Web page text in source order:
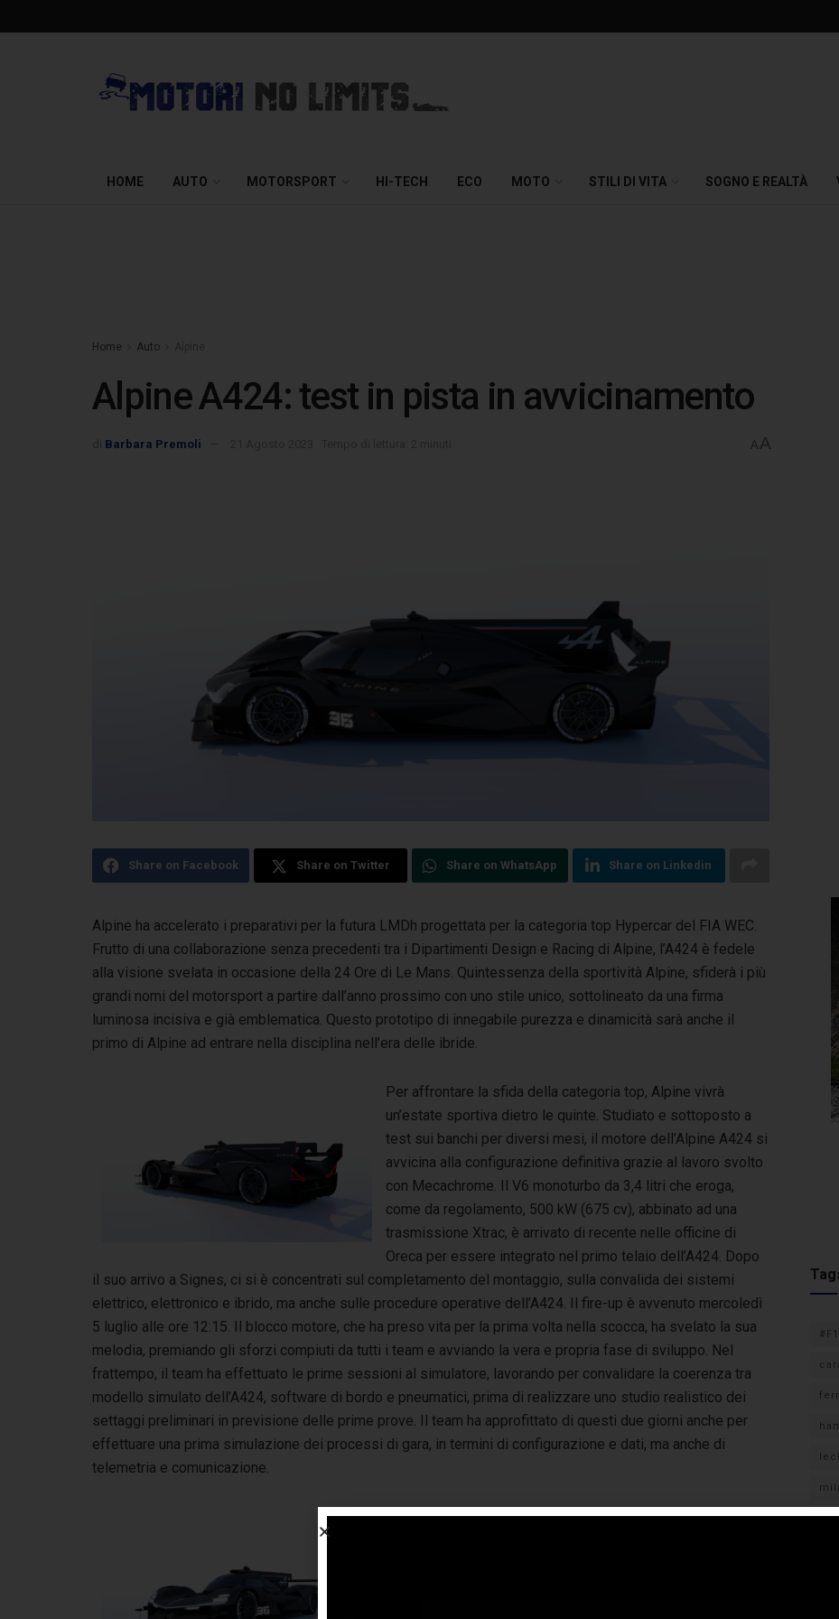
HOME AUTO MOTORSPORT HI-TECH ECO MOTO STILI DI VITA SOGNO E REALTÀ
Home Auto
Alpine A424: test in pista in avvicinamento
Barbara Premoli A A
Share on Facebook Share on Twitter Share on WhatsApp Share on Linkedin
Alpine ha accelerato i preparativi per la futura LMDh progettata per la categoria top Hypercar del FIA WEC.
Frutto di una collaborazione senza precedenti tra i Dipartimenti Design e Racing di Alpine, l’A424 è fedele
alla visione svelata in occasione della 24 Ore di Le Mans. Quintessenza della sportività Alpine, sfiderà i più
grandi nomi del motorsport a partire dall’anno prossimo con uno stile unico, sottolineato da una firma
luminosa incisiva e già emblematica. Questo prototipo di innegabile purezza e dinamicità sarà anche il
primo di Alpine ad entrare nella disciplina nell’era delle ibride.
Per affrontare la sfida della categoria top, Alpine vivrà
un’estate sportiva dietro le quinte. Studiato e sottoposto a
test sui banchi per diversi mesi, il motore dell’Alpine A424 si
avvicina alla configurazione definitiva grazie al lavoro svolto
con Mecachrome. Il V6 monoturbo da 3,4 litri che eroga,
come da regolamento, 500 kW (675 cv), abbinato ad una
trasmissione Xtrac, è arrivato di recente nelle officine di
Oreca per essere integrato nel primo telaio dell’A424. Dopo
il suo arrivo a Signes, ci si è concentrati sul completamento del montaggio, sulla convalida dei sistemi
elettrico, elettronico e ibrido, ma anche sulle procedure operative dell’A424. Il fire-up è avvenuto mercoledì
5 luglio alle ore 12:15. Il blocco motore, che ha preso vita per la prima volta nella scocca, ha svelato la sua
melodia, premiando gli sforzi compiuti da tutti i team e avviando la vera e propria fase di sviluppo. Nel
frattempo, il team ha effettuato le prime sessioni al simulatore, lavorando per convalidare la coerenza tra
modello simulato dell’A424, software di bordo e pneumatici, prima di realizzare uno studio realistico dei
settaggi preliminari in previsione delle prime prove. Il team ha approfittato di questi due giorni anche per
effettuare una prima simulazione dei processi di gara, in termini di configurazione e dati, ma anche di
telemetria e comunicazione.
Il resto dell’estate sarà dedicato alle fasi iniziali di sviluppo
#F1